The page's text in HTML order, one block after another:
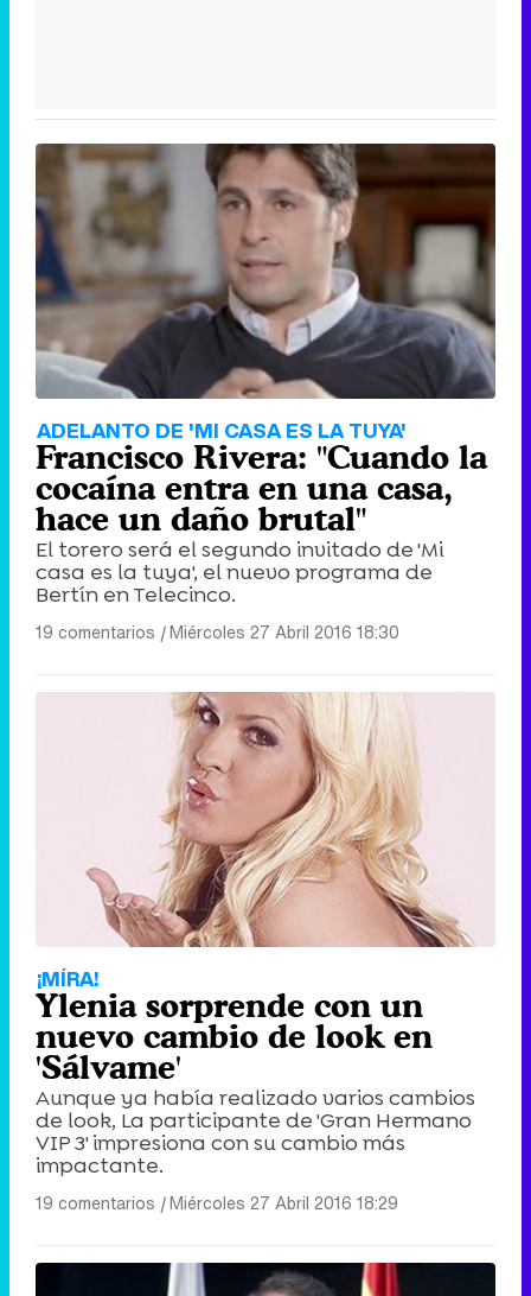
ADELANTO DE 'MI CASA ES LA TUYA'
Francisco Rivera: "Cuando la
cocaína entra en una casa,
hace un daño brutal"
El torero será el segundo invitado de 'Mi
casa es la tuya', el nuevo programa de
Bertín en Telecinco.
19 comentarios |Miércoles 27 Abril 2016 18:30
¡MÍRA!
Ylenia sorprende con un
nuevo cambio de look en
'Sálvame'
Aunque ya había realizado varios cambios
de look, La participante de 'Gran Hermano
VIP 3' impresiona con su cambio más
impactante.
19 comentarios |Miércoles 27 Abril 2016 18:29